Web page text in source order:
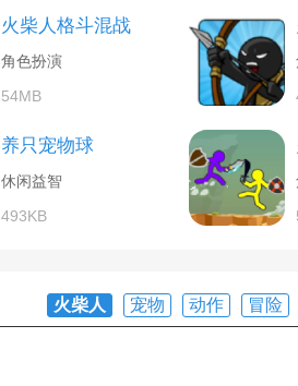
火柴人格斗混战
角色扮演
54MB
养只宠物球
休闲益智
493KB
火柴人 宠物 动作 冒险